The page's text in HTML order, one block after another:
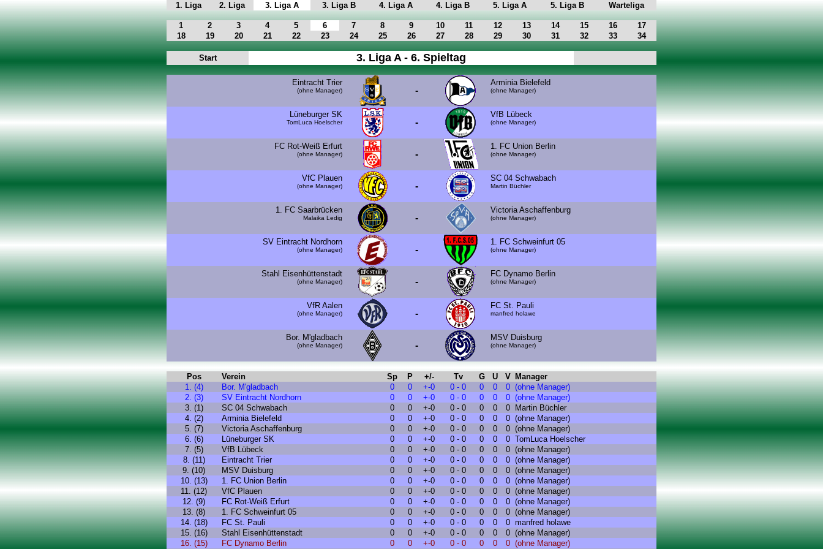
1. Liga 2. Liga 3. Liga A 3. Liga B 4. Liga A 4. Liga B 5. Liga A 5. Liga B Warteliga
1 2 3 4 5 6 7 8 9 10 11 12 13 14 15 16
17
18
19 20 21 22 23 24 25 26 27 28 29 30 31 32 33 34
Start 3. Liga A - 6. Spieltag
Eintracht Trier
(ohne Manager) -
Arminia Bielefeld
(ohne Manager)
Lüneburger SK
TomLuca Hoelscher -
VfB Lübeck
(ohne Manager)
FC Rot-Weiß Erfurt
(ohne Manager) -
1. FC Union Berlin
(ohne Manager)
VfC Plauen
(ohne Manager) -
SC 04 Schwabach
Martin Büchler
1. FC Saarbrücken
Malaika Ledig -
Victoria Aschaffenburg
(ohne Manager)
SV Eintracht Nordhorn
(ohne Manager) -
1. FC Schweinfurt 05
(ohne Manager)
Stahl Eisenhüttenstadt
(ohne Manager) -
FC Dynamo Berlin
(ohne Manager)
VfR Aalen
(ohne Manager) -
FC St. Pauli
manfred holawe
Bor. M'gladbach
(ohne Manager) -
MSV Duisburg
(ohne Manager)
Pos Verein Sp P +/- Tv G U V Manager
1. (4)
Bor. M'gladbach 0 0 +-0 0 - 0 0 0 0 (ohne Manager)
2. (3)
SV Eintracht Nordhorn 0 0 +-0 0 - 0 0 0 0 (ohne Manager)
3. (1)
SC 04 Schwabach 0 0 +-0 0 - 0 0 0 0
Martin Büchler
4. (2)
Arminia Bielefeld 0 0 +-0 0 - 0 0 0 0 (ohne Manager)
5. (7)
Victoria Aschaffenburg 0 0 +-0 0 - 0 0 0 0 (ohne Manager)
6. (6)
Lüneburger SK 0 0 +-0 0 - 0 0 0 0 TomLuca Hoelscher
7. (5)
VfB Lübeck 0 0 +-0 0 - 0 0 0 0 (ohne Manager)
8. (11)
Eintracht Trier 0 0 +-0 0 - 0 0 0 0 (ohne Manager)
9. (10)
MSV Duisburg 0 0 +-0 0 - 0 0 0 0 (ohne Manager)
10. (13)
1. FC Union Berlin 0 0 +-0 0 - 0 0 0 0 (ohne Manager)
11. (12)
VfC Plauen 0 0 +-0 0 - 0 0 0 0 (ohne Manager)
12. (9)
FC Rot-Weiß Erfurt 0 0 +-0 0 - 0 0 0 0 (ohne Manager)
13. (8)
1. FC Schweinfurt 05 0 0 +-0 0 - 0 0 0 0 (ohne Manager)
14. (18)
FC St. Pauli 0 0 +-0 0 - 0 0 0 0 manfred holawe
15. (16)
Stahl Eisenhüttenstadt 0 0 +-0 0 - 0 0 0 0 (ohne Manager)
16. (15)
FC Dynamo Berlin 0 0 +-0 0 - 0 0 0 0 (ohne Manager)